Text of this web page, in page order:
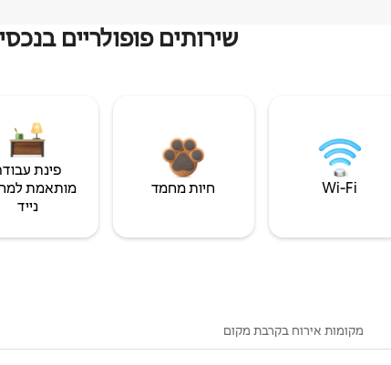
שירותים פופולריים
Wi‑Fi חיות מחמד
פינת
מותאמת
נייד
מקומות אירוח בקרבת מקום